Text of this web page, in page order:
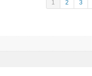
1 2 3